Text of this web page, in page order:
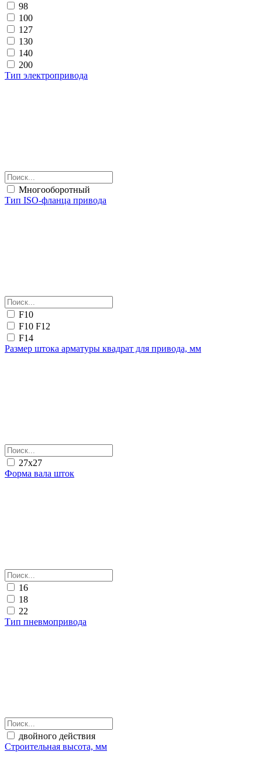
98
100
127
130
140
200
Тип электропривода
Многооборотный
Тип ISO-фланца привода
F10
F10 F12
F14
Размер штока арматуры квадрат для привода, мм
27х27
Форма вала шток
16
18
22
Тип пневмопривода
двойного действия
Строительная высота, мм